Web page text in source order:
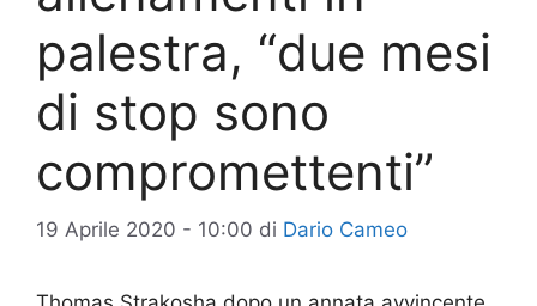
palestra, “due mesi
di stop sono
compromettenti”
19 Aprile 2020 - 10:00 di Dario Cameo